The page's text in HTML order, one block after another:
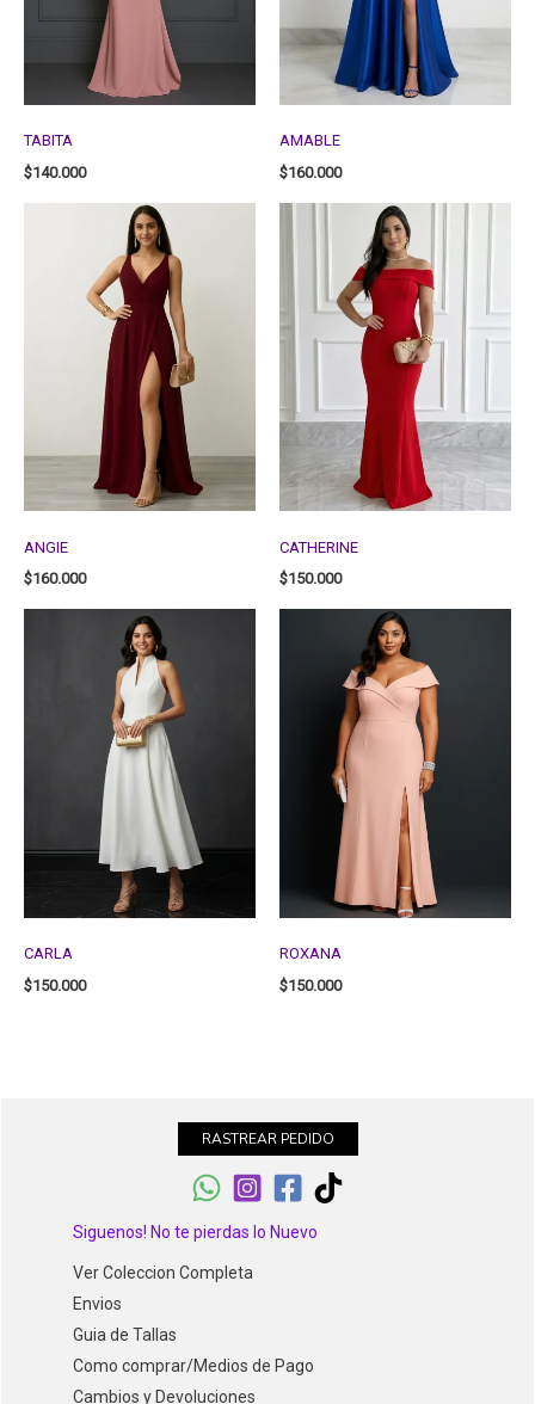
TABITA
$140.000
AMABLE
$160.000
ANGIE
$160.000
CATHERINE
$150.000
CARLA
$150.000
ROXANA
$150.000
RASTREAR PEDIDO
Siguenos! No te pierdas lo Nuevo
Ver Coleccion Completa
Envios
Guia de Tallas
Como comprar/Medios de Pago
Cambios y Devoluciones